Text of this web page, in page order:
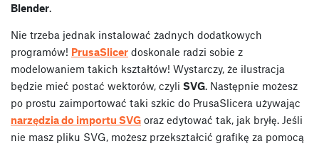
Blender.
Nie trzeba jednak instalować żadnych dodatkowych
programów! PrusaSlicer doskonale radzi sobie z
modelowaniem takich kształtów! Wystarczy, że ilustracja
będzie mieć postać wektorów, czyli SVG. Następnie możesz
po prostu zaimportować taki szkic do PrusaSlicera używając
narzędzia do importu SVG oraz edytować tak, jak bryłę. Jeśli
nie masz pliku SVG, możesz przekształcić grafikę za pomocą